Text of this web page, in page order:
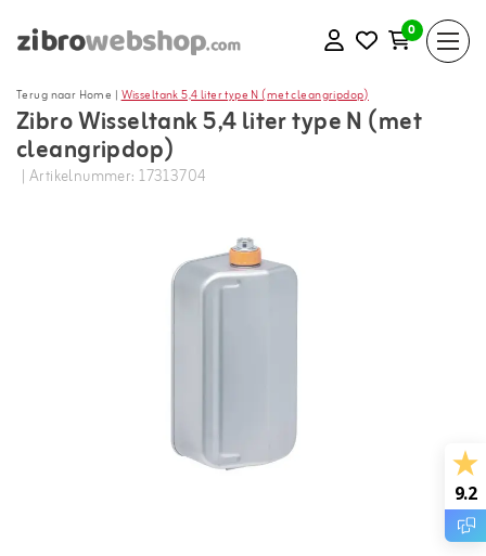
0
Terug naar Home |Wisseltank 5,4 liter type N (met cleangripdop)
Zibro Wisseltank 5,4 liter type N (met
cleangripdop)
| Artikelnummer: 17313704
9.2